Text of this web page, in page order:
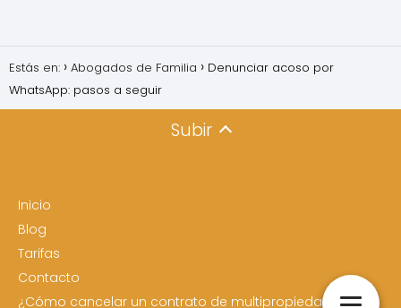
Estás en: Abogados de Familia
Denunciar acoso por
WhatsApp: pasos a seguir
Subir
Inicio
Blog
Tarifas
Contacto
¿Cómo cancelar un contrato de multipropiedad?